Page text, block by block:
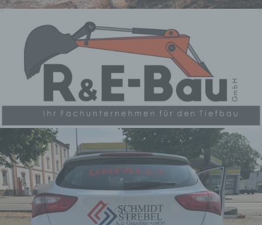
Organisation, das Ordnen, die
Speicherung, die Anpassung oder
Veränderung, das Auslesen, das
Abfragen, die Verwendung, die
Offenlegung durch Übermittlung,
Verbreitung oder eine andere Form
der Bereitstellung, den Abgleich oder
die Verknüpfung, die Einschränkung,
das Löschen oder die Vernichtung.
d) Einschränkung der Verarbeitung
Einschränkung der Verarbeitung ist
die Markierung gespeicherter
personenbezogener Daten mit dem
Ziel, ihre künftige Verarbeitung
einzuschränken.
e) Profiling